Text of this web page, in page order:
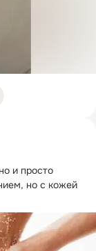
и просто
но с кожей